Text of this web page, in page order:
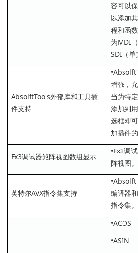
容可以
以添加
程和函
为MDI
SDI（单
AbsolftTools外部库和工具插
件支持
增强，
当为特
添加到
选框即
加插件的
Fx3调试器矩阵视图数组显示
•Fx3调
阵视图。
英特尔AVX指令集支持
编译器
指令集。
•ACOS
•ASIN